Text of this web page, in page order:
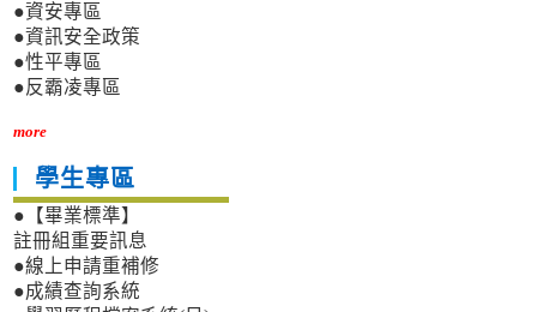
●資安專區
●資訊安全政策
●性平專區
●反霸凌專區
more
學生專區
●【畢業標準】
註冊組重要訊息
●線上申請重補修
●成績查詢系統